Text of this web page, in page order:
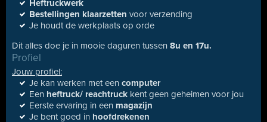
Heftruckwerk
Bestellingen klaarzetten voor verzending
Je houdt de werkplaats op orde
Dit alles doe je in mooie daguren tussen 8u en 17u.
Profiel
Jouw profiel:
Je kan werken met een computer
Een heftruck/ reachtruck kent geen geheimen voor jou
Eerste ervaring in een magazijn
Je bent goed in hoofdrekenen